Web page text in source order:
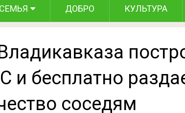
СЕМЬЯ ДОБРО КУЛЬТУРА
и бесплатно
соседям